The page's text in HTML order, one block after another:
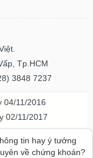
Tp.HCM
3848 7237
04/11/2016
02/11/2017
20/07/2023
thông TPHCM
tin hay ý tưởng
về chứng khoán?